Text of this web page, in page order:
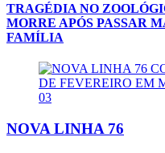
TRAGÉDIA NO
MORRE APÓS PASSAR
FAMÍLIA
03
NOVA LINHA 76